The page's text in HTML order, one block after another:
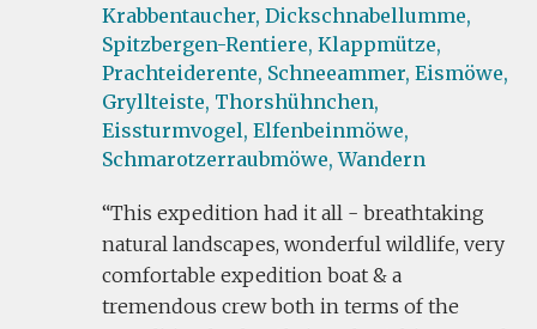
Krabbentaucher, Dickschnabellumme,
Spitzbergen-Rentiere, Klappmütze,
Prachteiderente, Schneeammer, Eismöwe,
Gryllteiste, Thorshühnchen,
Eissturmvogel, Elfenbeinmöwe,
Schmarotzerraubmöwe, Wandern
This expedition had it all - breathtaking
natural landscapes, wonderful wildlife, very
comfortable expedition boat & a
tremendous crew both in terms of the